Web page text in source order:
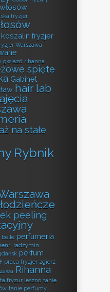
fryzjer
fryzjer
Warszawa
gwiazd rihanna
spięte
Gabinet
hair lab
na stałe
Rybnik
peeling
belle perfumeria
radzymin
perfum
praca fryzjer zgierz
Rihanna
fryzur leszno tanie
tanie perfumy